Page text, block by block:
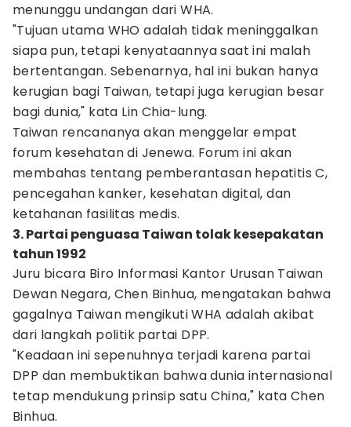
menunggu undangan dari WHA.
"Tujuan utama WHO adalah tidak meninggalkan
siapa pun, tetapi kenyataannya saat ini malah
bertentangan. Sebenarnya, hal ini bukan hanya
kerugian bagi Taiwan, tetapi juga kerugian besar
bagi dunia," kata Lin Chia-lung.
Taiwan rencananya akan menggelar empat
forum kesehatan di Jenewa. Forum ini akan
membahas tentang pemberantasan hepatitis C,
pencegahan kanker, kesehatan digital, dan
ketahanan fasilitas medis.
3. Partai penguasa Taiwan tolak kesepakatan
tahun 1992
Juru bicara Biro Informasi Kantor Urusan Taiwan
Dewan Negara, Chen Binhua, mengatakan bahwa
gagalnya Taiwan mengikuti WHA adalah akibat
dari langkah politik partai DPP.
"Keadaan ini sepenuhnya terjadi karena partai
DPP dan membuktikan bahwa dunia internasional
tetap mendukung prinsip satu China," kata Chen
Binhua.